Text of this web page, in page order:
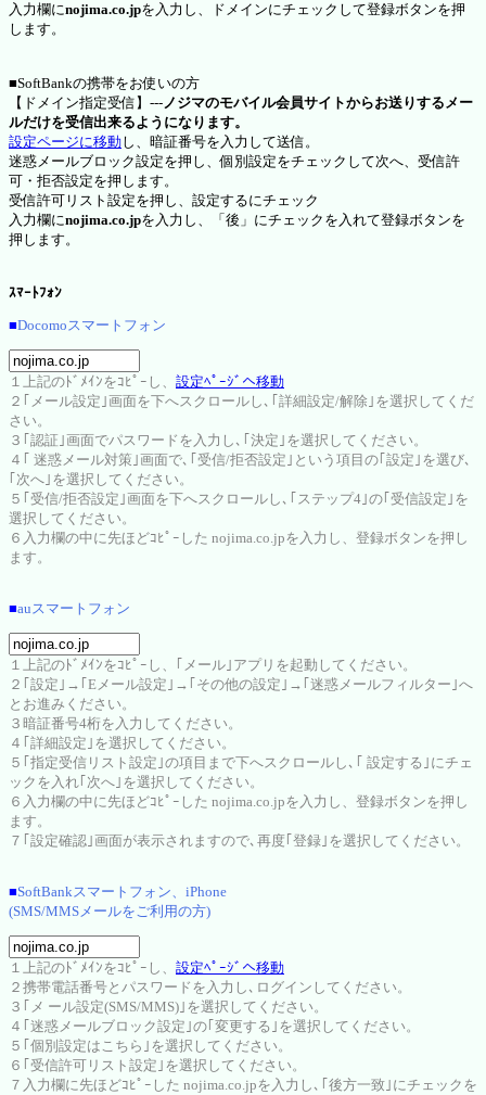
入力欄にnojima.co.jpを入力し、ドメインにチェックして登録ボタンを押
します。
■SoftBankの携帯をお使いの方
【ドメイン指定受信】---ノジマのモバイル会員サイトからお送りするメー
ルだけを受信出来るようになります。
設定ページに移動し、暗証番号を入力して送信。
迷惑メールブロック設定を押し、個別設定をチェックして次へ、受信許
可・拒否設定を押します。
受信許可リスト設定を押し、設定するにチェック
入力欄にnojima.co.jpを入力し、「後」にチェックを入れて登録ボタンを
押します。
ｽﾏｰﾄﾌｫﾝ
■Docomoスマートフォン
１上記のﾄﾞﾒｲﾝをｺﾋﾟｰし、 設定ﾍﾟｰｼﾞへ移動
２｢メール設定｣画面を下へスクロールし､｢詳細設定/解除｣を選択してくだ
さい。
３｢認証｣画面でパスワードを入力し､｢決定｣を選択してください。
４｢ 迷惑メール対策｣画面で､｢受信/拒否設定｣という項目の｢設定｣を選び､
｢次へ｣を選択してください。
５｢受信/拒否設定｣画面を下へスクロールし､｢ステップ4｣の｢受信設定｣を
選択してください。
６入力欄の中に先ほどｺﾋﾟｰした nojima.co.jpを入力し、登録ボタンを押し
ます。
■auスマートフォン
１上記のﾄﾞﾒｲﾝをｺﾋﾟｰし、｢メール｣アプリを起動してください。
２｢設定｣→｢Eメール設定｣→｢その他の設定｣→｢迷惑メールフィルター｣へ
とお進みください。
３暗証番号4桁を入力してください。
４｢詳細設定｣を選択してください。
５｢指定受信リスト設定｣の項目まで下へスクロールし､｢ 設定する｣にチェ
ックを入れ｢次へ｣を選択してください。
６入力欄の中に先ほどｺﾋﾟｰした nojima.co.jpを入力し、登録ボタンを押し
ます。
７｢設定確認｣画面が表示されますので､再度｢登録｣を選択してください。
■SoftBankスマートフォン、iPhone
(SMS/MMSメールをご利用の方)
１上記のﾄﾞﾒｲﾝをｺﾋﾟｰし、 設定ﾍﾟｰｼﾞへ移動
２携帯電話番号とパスワードを入力し､ログインしてください。
３｢メ ール設定(SMS/MMS)｣を選択してください。
４｢迷惑メールブロック設定｣の｢変更する｣を選択してください。
５｢個別設定はこちら｣を選択してください。
６｢受信許可リスト設定｣を選択してください。
７入力欄に先ほどｺﾋﾟｰした nojima.co.jpを入力し､｢後方一致｣にチェックを